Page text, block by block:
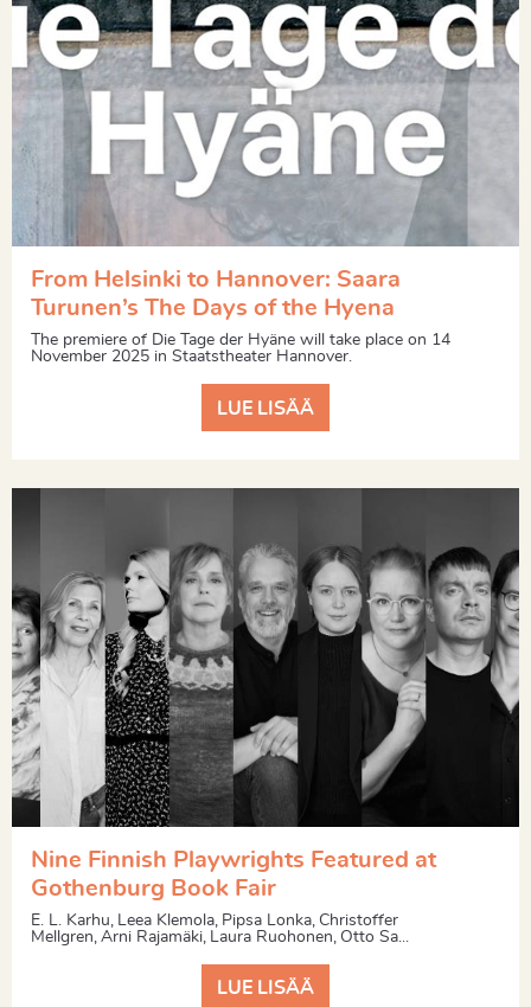
From Helsinki to Hannover: Saara
Turunen’s The Days of the Hyena
The premiere of Die Tage der Hyäne will take place on 14
November 2025 in Staatstheater Hannover.
LUE LISÄÄ
Nine Finnish Playwrights Featured at
Gothenburg Book Fair
E. L. Karhu, Leea Klemola, Pipsa Lonka, Christoffer
Mellgren, Arni Rajamäki, Laura Ruohonen, Otto Sa...
LUE LISÄÄ